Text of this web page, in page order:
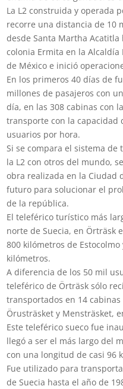
La L2 construida y operada
recorre una distancia de 10
desde Santa Martha
colonia Ermita en la
de México e inició
En los primeros 40 días de
millones de pasajeros con
día, en las 308 cabinas con
transporte con la capacidad
usuarios por hora.
Si se compara el sistema de
la L2 con otros del mundo,
obra realizada en la Ciudad
futuro para solucionar el
de la república.
El teleférico turístico más
norte de Suecia, en Örträsk
800 kilómetros de
kilómetros.
A diferencia de los 50 mil
teleférico de Örträsk sólo
transportados en 14
Örusträsket y Mensträsket,
Este teleférico sueco fue
llegó a ser el más largo del
con una longitud de casi 96
Fue utilizado para
de Suecia hasta el año de